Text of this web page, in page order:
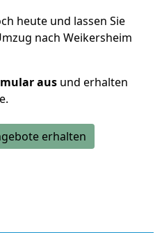
heute und lassen Sie
nach Weikersheim
aus und erhalten
erhalten